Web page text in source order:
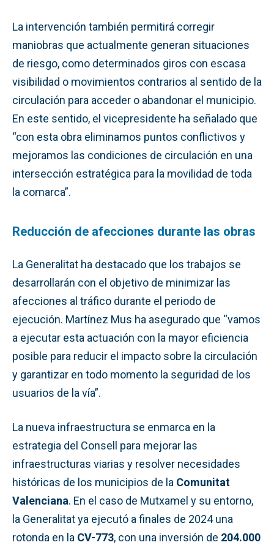
La intervención también permitirá corregir
maniobras que actualmente generan situaciones
de riesgo, como determinados giros con escasa
visibilidad o movimientos contrarios al sentido de la
circulación para acceder o abandonar el municipio.
En este sentido, el vicepresidente ha señalado que
“con esta obra eliminamos puntos conflictivos y
mejoramos las condiciones de circulación en una
intersección estratégica para la movilidad de toda
la comarca”.
Reducción de afecciones durante las obras
La Generalitat ha destacado que los trabajos se
desarrollarán con el objetivo de minimizar las
afecciones al tráfico durante el periodo de
ejecución. Martínez Mus ha asegurado que “vamos
a ejecutar esta actuación con la mayor eficiencia
posible para reducir el impacto sobre la circulación
y garantizar en todo momento la seguridad de los
usuarios de la vía”.
La nueva infraestructura se enmarca en la
estrategia del Consell para mejorar las
infraestructuras viarias y resolver necesidades
históricas de los municipios de la Comunitat
Valenciana. En el caso de Mutxamel y su entorno,
la Generalitat ya ejecutó a finales de 2024 una
rotonda en la CV-773, con una inversión de 204.000